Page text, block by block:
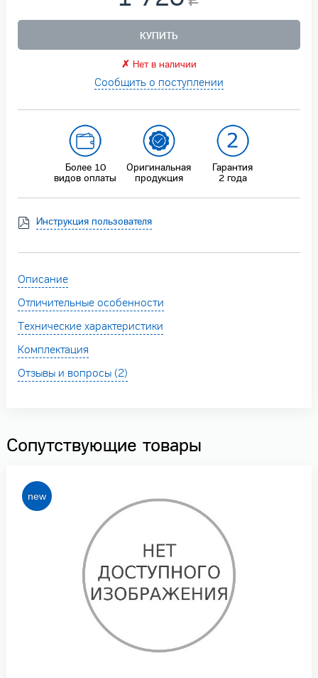
КУПИТЬ
✗ Нет в наличии
Сообщить о поступлении
Более 10
видов оплаты
Оригинальная
продукция
Гарантия
2 года
Инструкция пользователя
Описание
Отличительные особенности
Технические характеристики
Комплектация
Отзывы и вопросы (2)
Сопутствующие товары